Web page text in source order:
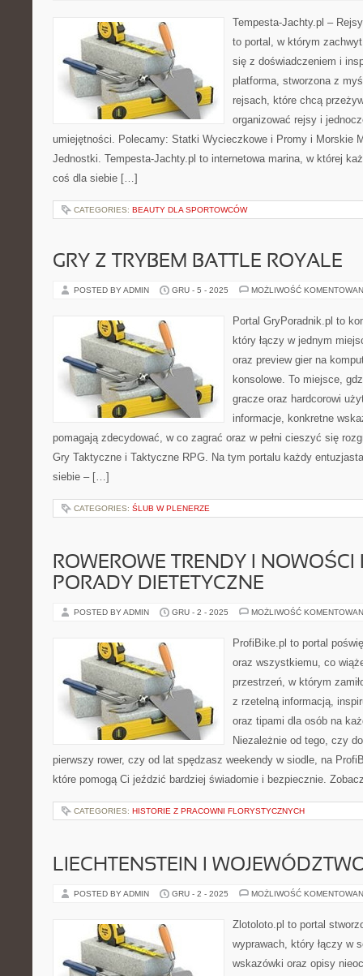
Tempesta-Jachty.pl –
to portal, w którym
się z doświadczeniem i
platforma, stworzona z
rejsach, które chcą
organizować rejsy i
umiejętności. Polecamy: Statki Wycieczkowe i Promy i Morskie
Jednostki. Tempesta-Jachty.pl to internetowa marina, w której
coś dla siebie […]
CATEGORIES: BEAUTY DLA SPORTOWCÓW
GRY Z TRYBEM BATTLE ROYALE
POSTED BY ADMIN GRU - 5 - 2025 MOŻLIWOŚĆ
Portal GryPoradnik.pl to
który łączy w jednym
oraz preview gier na
konsolowe. To miejsce,
gracze oraz hardcorowi
informacje, konkretne
pomagają zdecydować, w co zagrać oraz w pełni cieszyć się
Gry Taktyczne i Taktyczne RPG. Na tym portalu każdy
siebie – […]
CATEGORIES: ŚLUB W PLENERZE
ROWEROWE TRENDY I NOWOŚCI
PORADY DIETETYCZNE
POSTED BY ADMIN GRU - 2 - 2025 MOŻLIWOŚĆ
ProfiBike.pl to portal
oraz wszystkiemu, co
przestrzeń, w którym
z rzetelną informacją,
oraz tipami dla osób na
Niezależnie od tego, czy
pierwszy rower, czy od lat spędzasz weekendy w siodle, na
które pomogą Ci jeździć bardziej świadomie i bezpiecznie.
CATEGORIES: HISTORIE Z PRACOWNI FLORYSTYCZNYCH
LIECHTENSTEIN I
POSTED BY ADMIN GRU - 2 - 2025 MOŻLIWOŚĆ
Zlotoloto.pl to portal
wyprawach, który łączy w
wskazówki oraz opisy